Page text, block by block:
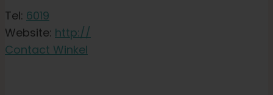
Tuinzaden
Tel: 6019
Website: http://
Contact Winkel